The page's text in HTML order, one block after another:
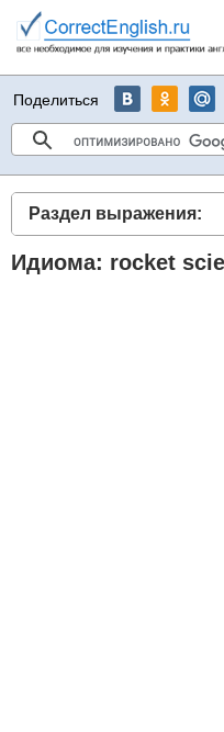
Поделиться
Раздел выражения:
Идиома: rocket